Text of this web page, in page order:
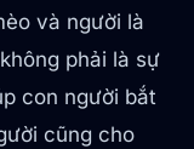
và người là
phải là sự
con người bắt
cũng cho